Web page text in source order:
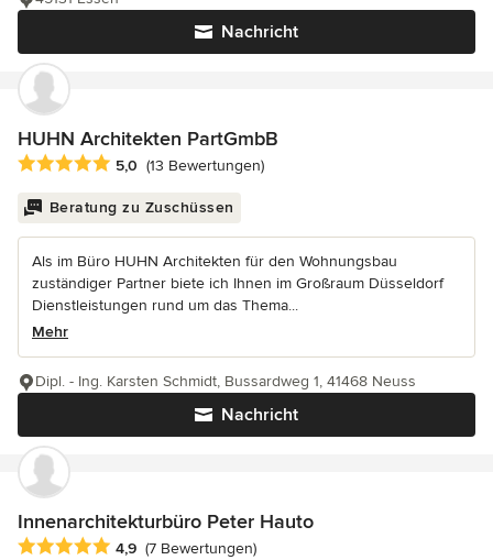
Nachricht
HUHN Architekten PartGmbB
Durchschnittliche Bewertung: 5 von 5 Sternen
5,0 (13 Bewertungen)
Beratung zu Zuschüssen
Als im Büro HUHN Architekten für den Wohnungsbau
zuständiger Partner biete ich Ihnen im Großraum Düsseldorf
Dienstleistungen rund um das Thema...
Mehr
Nachricht
Dipl. - Ing. Karsten Schmidt, Bussardweg 1, 41468 Neuss
Innenarchitekturbüro Peter Hauto
Durchschnittliche Bewertung: 4.9 von 5 Sternen
4,9 (7 Bewertungen)